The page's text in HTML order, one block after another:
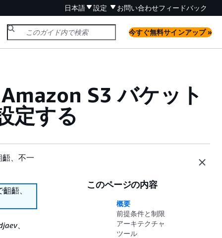
日本語 設定 お問い合わせフィードバック
今すぐ無料サインアップ »
S3 バケット
定する
、不一
齬、
、
このページの内容
概要
前提条件と制限
アーキテクチャ
ツール